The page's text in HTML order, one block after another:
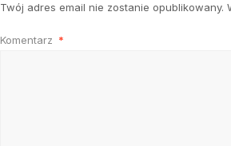
Twój adres email nie zostanie opublikowany.
Komentarz *